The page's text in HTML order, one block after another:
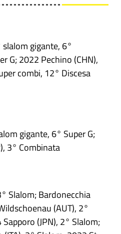
gigante, 6°
G; 2022 Pechino (CHN),
combi, 12° Discesa
gigante, 6° Super G;
3° Combinata
Slalom; Bardonecchia
(AUT), 2°
(JPN), 2° Slalom;